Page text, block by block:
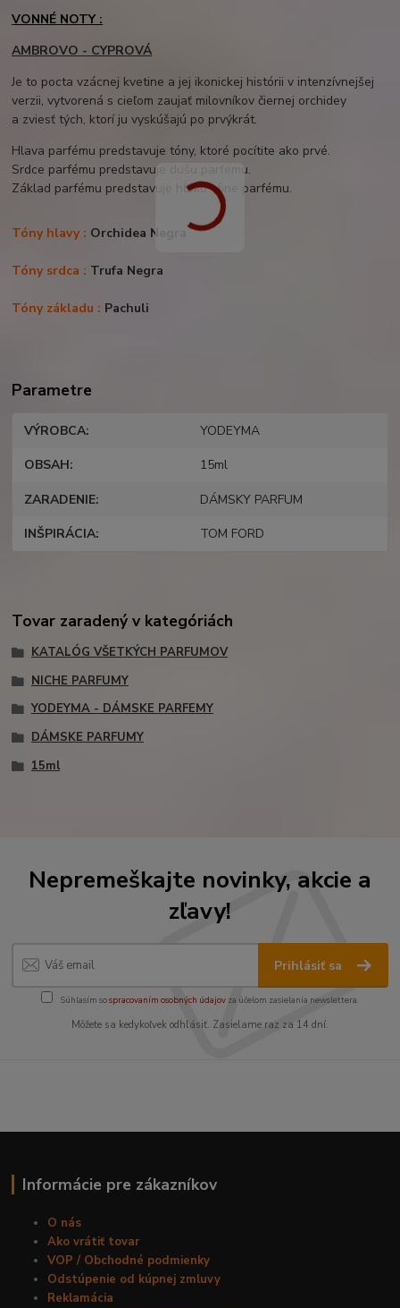
VONNÉ NOTY :
AMBROVO - CYPROVÁ
Je to pocta vzácnej kvetine a jej ikonickej histórii v intenzívnejšej
verzii, vytvorená s cieľom zaujať milovníkov čiernej orchidey
a zviesť tých, ktorí ju vyskúšajú po prvýkrát.
Hlava parfému predstavuje tóny, ktoré pocítite ako prvé.
Srdce parfému predstavuje dušu parfému.
Základ parfému predstavuje hĺbku vône parfému.
Tóny hlavy : Orchidea Negra
Tóny srdca : Trufa Negra
Tóny základu : Pachuli
Parametre
VÝROBCA YODEYMA
OBSAH 15ml
ZARADENIE DÁMSKY PARFUM
INŠPIRÁCIA TOM FORD
Tovar zaradený v kategóriách
KATALÓG VŠETKÝCH PARFUMOV
NICHE PARFUMY
YODEYMA - DÁMSKE PARFEMY
DÁMSKE PARFUMY
15ml
Nepremeškajte novinky, akcie a
zľavy!
Prihlásiť sa
Súhlasím sospracovaním osobných údajov za účelom zasielania newslettera.
Môžete sa kedykoľvek odhlásiť. Zasielame raz za 14 dní.
Informácie pre zákazníkov
O nás
Ako vrátiť tovar
VOP / Obchodné podmienky
Odstúpenie od kúpnej zmluvy
Reklamácia